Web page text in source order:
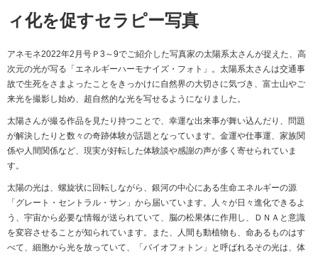
ィ化を促すセラピー写真
アネモネ2022年2月号Ｐ3～9でご紹介した写真家の太陽系太さんが捉えた、高
次元の光が写る「エネルギーハーモナイズ・フォト」。太陽系太さんは交通事
故で生死をさまよったことをきっかけに自然界の大切さに気づき、富士山やご
来光を撮影し始め、超自然的な光を写せるようになりました。
太陽さんが撮る作品を見たり持つことで、幸運な出来事が舞い込んだり、問題
が解決したりと数々の奇跡体験が話題となっています。金運や仕事運、家族関
係や人間関係など、現実が好転した体験談や感謝の声が多く寄せられていま
す。
太陽の光は、螺旋状に回転しながら、銀河の中心にある生命エネルギーの源
「グレート・セントラル・サン」から届いています。人々が日々進化できるよ
う、宇宙から必要な情報が送られていて、脳の松果体に作用し、ＤＮＡと意識
を変容させることが知られています。また、人間も動植物も、命あるものはす
べて、細胞から光を放っていて、「バイオフォトン」と呼ばれるその光は、体